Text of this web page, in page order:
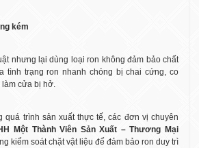
kém
nhưng lại dùng loại ron không đảm bảo chất
tình trạng ron nhanh chóng bị chai cứng, co
làm cửa bị hở.
quá trình sản xuất thực tế, các đơn vị chuyên
Một Thành Viên Sản Xuất – Thương Mại
kiểm soát chặt vật liệu để đảm bảo ron duy trì